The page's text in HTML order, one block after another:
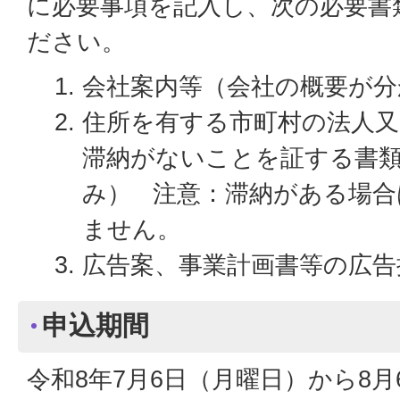
に必要事項を記入し、次の必要
ださい。
会社案内等（会社の概要が
住所を有する市町村の法人
滞納がないことを証する書
み） 注意：滞納がある場
ません。
広告案、事業計画書等の広
申込期間
令和8年7月6日（月曜日）から8